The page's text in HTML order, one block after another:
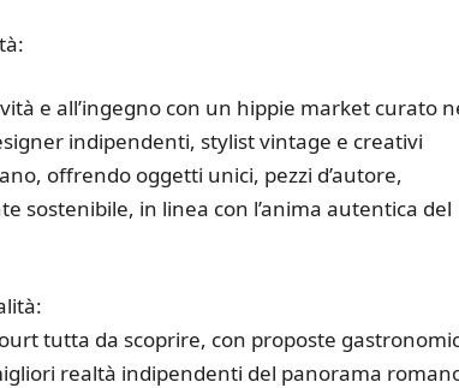
e all’ingegno con un hippie market curato
indipendenti, stylist vintage e creativi
offrendo oggetti unici, pezzi d’autore,
sostenibile, in linea con l’anima autentica del
tutta da scoprire, con proposte
realtà indipendenti del panorama